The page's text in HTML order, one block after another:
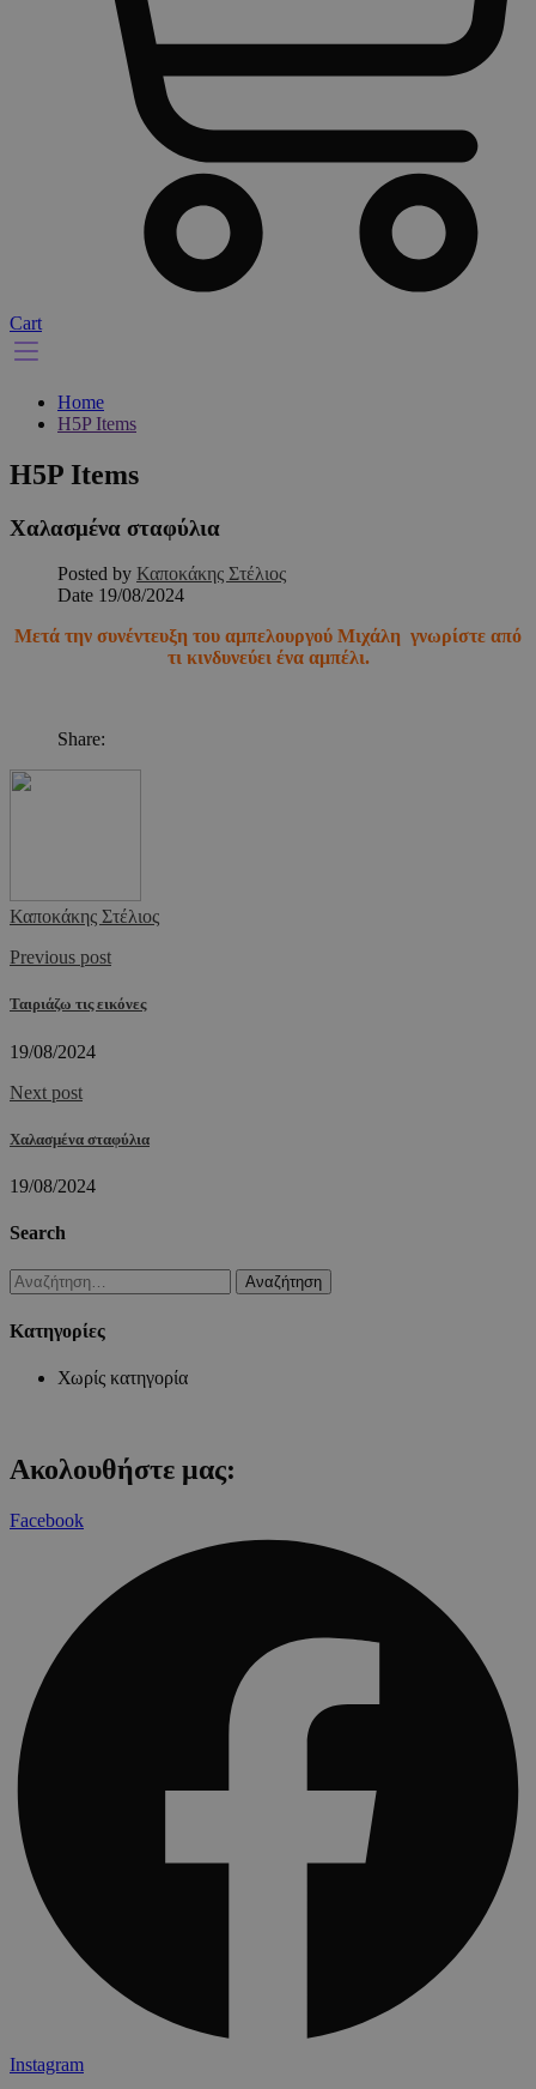
Cart
Home
H5P Items
H5P Items
Χαλασμένα σταφύλια
Posted by Καποκάκης Στέλιος
Date 19/08/2024
Μετά την συνέντευξη του αμπελουργού Μιχάλη γνωρίστε από
τι κινδυνεύει ένα αμπέλι.
Share:
Καποκάκης Στέλιος
Previous post
Ταιριάζω τις εικόνες
19/08/2024
Next post
Χαλασμένα σταφύλια
19/08/2024
Search
Αναζήτηση
για:
Kατηγορίες
Χωρίς κατηγορία
Ακολουθήστε μας:
Facebook
Instagram